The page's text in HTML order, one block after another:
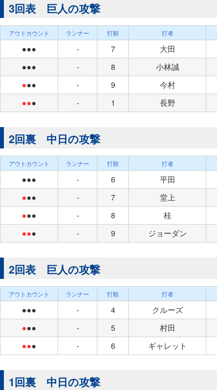
3回表 巨人の攻撃
アウトカウント ランナー 打順 打者
●●● - 7
大田
●●●
- 8
小林誠
●●● - 9
今村
●●● - 1 長野
2回裏 中日の攻撃
アウトカウント ランナー 打順 打者
●●● - 6
平田
●●● - 7
堂上
●●● - 8
桂
●●● - 9 ジョーダン
2回表 巨人の攻撃
アウトカウント ランナー 打順 打者
●●● - 4
クルーズ
●●● - 5
村田
●●● - 6 ギャレット
1回裏 中日の攻撃